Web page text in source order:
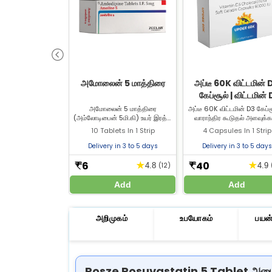
அமோலைன் 5 மாத்திரை
அமோலைன் 5 மாத்திரை
(அம்லோடிபைன் 5மி.கி) உயர் இரத்த
அழுத்தத்தை சிகிச்சை செய்யவும்,
அஞ்சைனாவைத் தடுக்கவும்
பயன்படுத்தப்படுகிறது. அமோலைன் 5
வாங்குங்கள்.
10 Tablets In 1 Strip
Delivery in 3 to 5 days
₹6 ★4.8 (12)
Add
அப்டீ 60K விட்டமின்
கேப்சூல் | விட்டமின்
குறைபாடு மற்றும்
ஆரோக்கியத்திற்கு
அப்டீ 60K விட்டமின் D3
வாராந்திர கூடுதல்
கோல்கால்சிபெரால் உள்ளது.
பெரியவர்களில் விட்டமின் D
எலும்பு வலிமை, தசை மற்றும்
உதவுகிறது.
4 Capsules In 1 Strip
Delivery in 3 to 5 days
₹40 ★4.9
Add
அறிமுகம் உபயோகம்